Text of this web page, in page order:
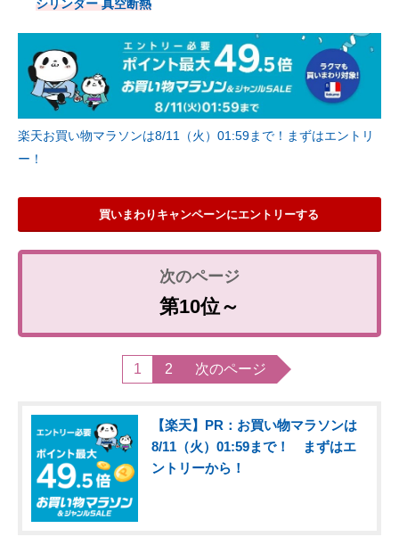
シリンダー 真空断熱
楽天お買い物マラソンは8/11（火）01:59まで！まずはエントリ
ー！
買いまわりキャンペーンにエントリーする
第10位～
1 2 次のページ
【楽天】PR：お買い物マラソンは
8/11（火）01:59まで！ まずはエ
ントリーから！